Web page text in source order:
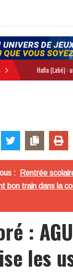
:
Rentrée
bon train dans la
:
les